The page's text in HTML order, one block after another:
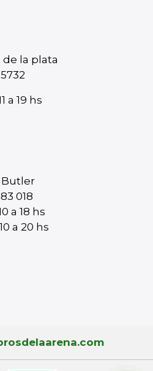
de la plata
a 19 hs
Butler
018
a 18 hs
a 20 hs